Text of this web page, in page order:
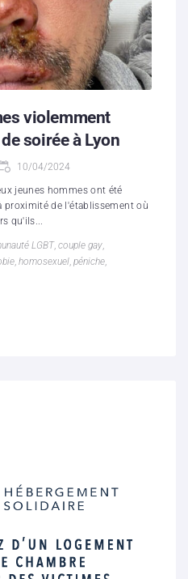
violemment
soirée à Lyon
10/04/2024
jeunes hommes ont été
proximité de l'établissement où
qu'ils...
LGBT, couple gay,
, homosexuel, péniche,